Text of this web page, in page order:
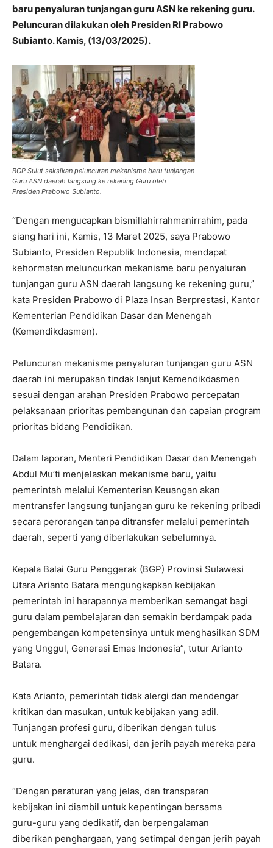
baru penyaluran tunjangan guru ASN ke rekening guru.
Peluncuran dilakukan oleh Presiden RI Prabowo
Subianto. Kamis, (13/03/2025).
BGP Sulut saksikan peluncuran mekanisme baru tunjangan
Guru ASN daerah langsung ke rekening Guru oleh
Presiden Prabowo Subianto.
“Dengan mengucapkan bismillahirrahmanirrahim, pada
siang hari ini, Kamis, 13 Maret 2025, saya Prabowo
Subianto, Presiden Republik Indonesia, mendapat
kehormatan meluncurkan mekanisme baru penyaluran
tunjangan guru ASN daerah langsung ke rekening guru,”
kata Presiden Prabowo di Plaza Insan Berprestasi, Kantor
Kementerian Pendidikan Dasar dan Menengah
(Kemendikdasmen).
Peluncuran mekanisme penyaluran tunjangan guru ASN
daerah ini merupakan tindak lanjut Kemendikdasmen
sesuai dengan arahan Presiden Prabowo percepatan
pelaksanaan prioritas pembangunan dan capaian program
prioritas bidang Pendidikan.
Dalam laporan, Menteri Pendidikan Dasar dan Menengah
Abdul Mu’ti menjelaskan mekanisme baru, yaitu
pemerintah melalui Kementerian Keuangan akan
mentransfer langsung tunjangan guru ke rekening pribadi
secara perorangan tanpa ditransfer melalui pemerintah
daerah, seperti yang diberlakukan sebelumnya.
Kepala Balai Guru Penggerak (BGP) Provinsi Sulawesi
Utara Arianto Batara mengungkapkan kebijakan
pemerintah ini harapannya memberikan semangat bagi
guru dalam pembelajaran dan semakin berdampak pada
pengembangan kompetensinya untuk menghasilkan SDM
yang Unggul, Generasi Emas Indonesia”, tutur Arianto
Batara.
Kata Arianto, pemerintah tidak alergi dan mendengar
kritikan dan masukan, untuk kebijakan yang adil.
Tunjangan profesi guru, diberikan dengan tulus
untuk menghargai dedikasi, dan jerih payah mereka para
guru.
“Dengan peraturan yang jelas, dan transparan
kebijakan ini diambil untuk kepentingan bersama
guru-guru yang dedikatif, dan berpengalaman
diberikan penghargaan, yang setimpal dengan jerih payah